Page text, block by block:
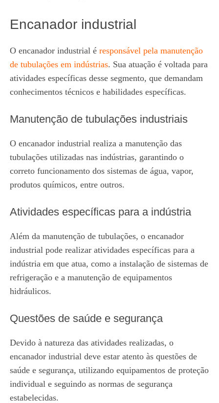
Encanador industrial
O encanador industrial é responsável pela manutenção
de tubulações em indústrias. Sua atuação é voltada para
atividades específicas desse segmento, que demandam
conhecimentos técnicos e habilidades específicas.
Manutenção de tubulações industriais
O encanador industrial realiza a manutenção das
tubulações utilizadas nas indústrias, garantindo o
correto funcionamento dos sistemas de água, vapor,
produtos químicos, entre outros.
Atividades específicas para a indústria
Além da manutenção de tubulações, o encanador
industrial pode realizar atividades específicas para a
indústria em que atua, como a instalação de sistemas de
refrigeração e a manutenção de equipamentos
hidráulicos.
Questões de saúde e segurança
Devido à natureza das atividades realizadas, o
encanador industrial deve estar atento às questões de
saúde e segurança, utilizando equipamentos de proteção
individual e seguindo as normas de segurança
estabelecidas.